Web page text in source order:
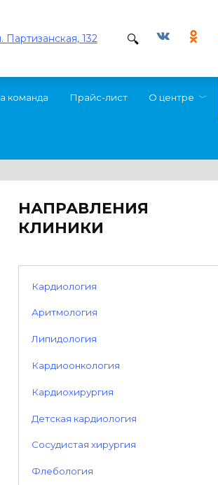
Партизанская, 132
команда Прайс-лист О центре
НАПРАВЛЕНИЯ
КЛИНИКИ
Кардиология
Аритмология
Липидология
Кардиоонкология
Кардиохирургия
Детская кардиология
Сосудистая хирургия
Флебология